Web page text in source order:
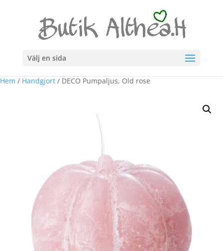
Välj en sida
Hem / Handgjort / DECO Pumpaljus, Old rose